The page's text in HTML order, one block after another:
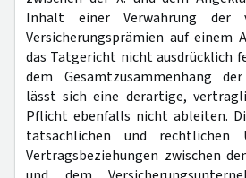
Inhalt einer Verwahrung der
Versicherungsprämien auf einem
das Tatgericht nicht ausdrücklich
dem Gesamtzusammenhang
lässt sich eine derartige,
Pflicht ebenfalls nicht ableiten.
tatsächlichen und rechtlichen
Vertragsbeziehungen zwischen